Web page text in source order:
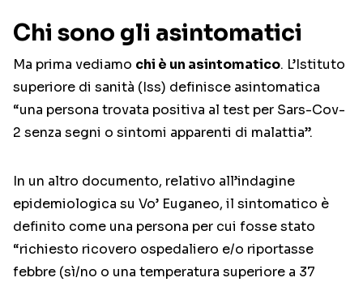
Chi sono gli asintomatici
Ma prima vediamo chi è un asintomatico. L’Istituto
superiore di sanità (Iss) definisce asintomatica
“una persona trovata positiva al test per Sars-Cov-
2 senza segni o sintomi apparenti di malattia”.
In un altro documento, relativo all’indagine
epidemiologica su Vo’ Euganeo, il sintomatico è
definito come una persona per cui fosse stato
“richiesto ricovero ospedaliero e/o riportasse
febbre (sì/no o una temperatura superiore a 37